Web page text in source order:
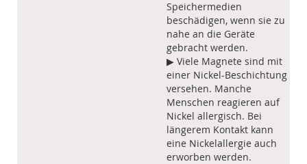
Speichermedien
beschädigen, wenn sie zu
nahe an die Geräte
gebracht werden.
▶ Viele Magnete sind mit
einer Nickel-Beschichtung
versehen. Manche
Menschen reagieren auf
Nickel allergisch. Bei
längerem Kontakt kann
eine Nickelallergie auch
erworben werden.